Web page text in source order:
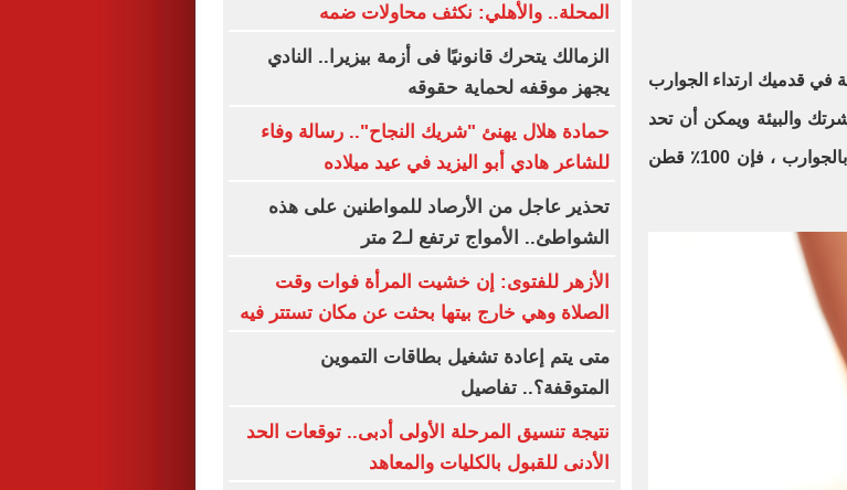
للاحتفاظ بالرطوبة في قدميك ارتداء الجوارب
والبيئة ويمكن أن تحد
من تلف الطبقة الخارجية من الجلد وعندما يتعلق الأمر بالجوارب ، فإن 100٪ قطن
المحلة.. والأهلي: نكثف محاولات ضمه
الزمالك يتحرك قانونيًا فى أزمة بيزيرا.. النادي
يجهز موقفه لحماية حقوقه
حمادة هلال يهنئ "شريك النجاح".. رسالة وفاء
للشاعر هادي أبو اليزيد في عيد ميلاده
تحذير عاجل من الأرصاد للمواطنين على هذه
الشواطئ.. الأمواج ترتفع لـ2 متر
الأزهر للفتوى: إن خشيت المرأة فوات وقت
الصلاة وهي خارج بيتها بحثت عن مكان تستتر فيه
متى يتم إعادة تشغيل بطاقات التموين
المتوقفة؟.. تفاصيل
نتيجة تنسيق المرحلة الأولى أدبى.. توقعات الحد
الأدنى للقبول بالكليات والمعاهد